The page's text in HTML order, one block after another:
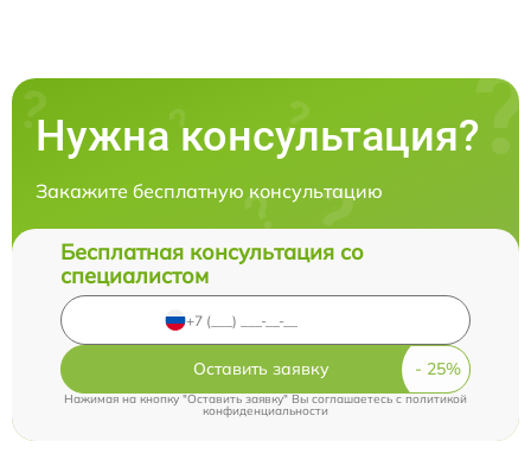
Нужна консультация?
Закажите бесплатную консультацию
Бесплатная консультация со
специалистом
Оставить заявку
Нажимая на кнопку "Оставить заявку" Вы соглашаетесь c политикой
конфиденциальности